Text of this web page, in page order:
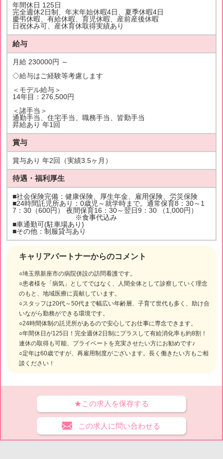
キャリアパートナーからのコメント
○埼玉県新座市の病院併設の訪問看護です。
○患者様を「病気」としてではなく、人間全体として診察していく理念
のもと、地域医療に貢献しています。
○スタッフは20代～50代まで幅広い年齢層、子育て世代も多く、助け合
いながら勤務ができる環境です。
○24時間体制の託児所があるので安心してお仕事に専念できます。
○年間休日が125日！完全週休2日制にプラスして有給消化率も約8割！
連休の取得も可能、プライベートを充実させたい方にお勧めです♪
○定年は60歳ですが、再雇用制度がございます。長く働きたい方もご相
談ください！
年間休日 125日
完全週休2日制、年末年始休暇4日、夏季休暇4日
慶弔休暇、有給休暇、育児休暇、産前産後休暇
日祝休み可、産休育休取得実績あり
給与
月給 230000円 ～
◇給与はご経験等考慮します
＜モデル給与＞
14年目：276,500円
＜諸手当＞
通勤手当、住宅手当、職務手当、皆勤手当
昇給あり 年1回
賞与
賞与あり 年2回（実績3.5ヶ月）
待遇・福利厚生
■社会保険完備：健康保険、厚生年金、雇用保険、労災保険
■24時間託児所あり：0歳児～就学時まで。通常保育8：30～1
7：30（600円） 夜間保育16：30～翌日9：30 （1,000円）
※食事代込み
■車通勤可(駐車場あり)
■その他：制服貸与あり
★この求人を保存する
この求人に問い合わせる